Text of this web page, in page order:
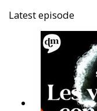
Latest episode